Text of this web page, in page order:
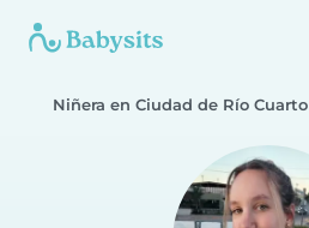
Niñera en Ciudad de Río Cuarto